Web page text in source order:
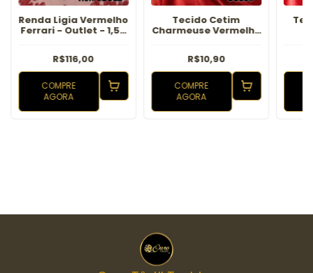
Renda Ligia Vermelho
Ferrari - Outlet - 1,55
R$116,00
COMPRE
AGORA
Tecido Cetim
Charmeuse Vermelho
R$10,90
COMPRE
AGORA